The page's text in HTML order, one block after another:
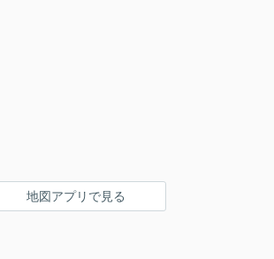
地図アプリで見る